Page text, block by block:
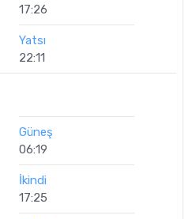
17:26
Yatsı
22:11
Güneş
06:19
İkindi
17:25